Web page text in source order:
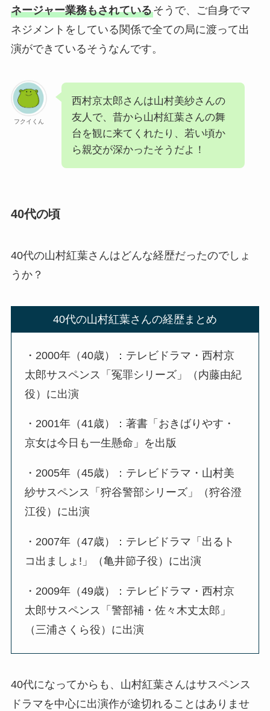
ネージャー業務もされているそうで、ご自身でマ
ネジメントをしている関係で全ての局に渡って出
演ができているそうなんです。
フクイくん
西村京太郎さんは山村美紗さんの
友人で、昔から山村紅葉さんの舞
台を観に来てくれたり、若い頃か
ら親交が深かったそうだよ！
40代の頃
40代の山村紅葉さんはどんな経歴だったのでしょ
うか？
40代の山村紅葉さんの経歴まとめ
・2000年（40歳）：テレビドラマ・西村京
太郎サスペンス「冤罪シリーズ」（内藤由紀
役）に出演
・2001年（41歳）：著書「おきばりやす・
京女は今日も一生懸命」を出版
・2005年（45歳）：テレビドラマ・山村美
紗サスペンス「狩谷警部シリーズ」（狩谷澄
江役）に出演
・2007年（47歳）：テレビドラマ「出るト
コ出ましょ!」（亀井節子役）に出演
・2009年（49歳）：テレビドラマ・西村京
太郎サスペンス「警部補・佐々木丈太郎」
（三浦さくら役）に出演
40代になってからも、山村紅葉さんはサスペンス
ドラマを中心に出演作が途切れることはありませ